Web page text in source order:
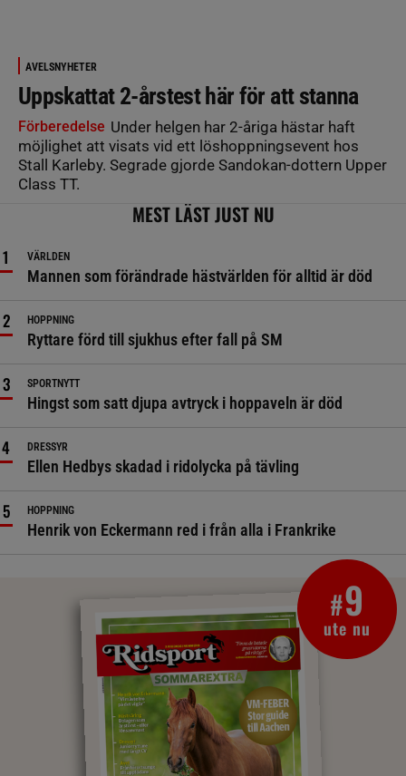
AVELSNYHETER
Uppskattat 2-årstest här för att stanna
Förberedelse Under helgen har 2-åriga hästar haft
möjlighet att visats vid ett löshoppningsevent hos
Stall Karleby. Segrade gjorde Sandokan-dottern Upper
Class TT.
MEST LÄST JUST NU
VÄRLDEN
Mannen som förändrade hästvärlden för alltid är död
HOPPNING
Ryttare förd till sjukhus efter fall på SM
SPORTNYTT
Hingst som satt djupa avtryck i hoppaveln är död
DRESSYR
Ellen Hedbys skadad i ridolycka på tävling
HOPPNING
Henrik von Eckermann red i från alla i Frankrike
#9
ute nu